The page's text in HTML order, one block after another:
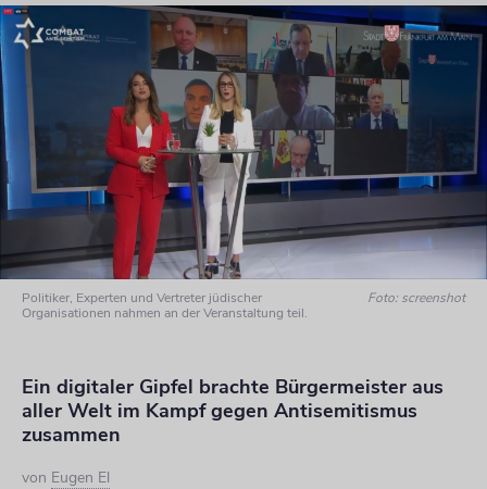
Politiker, Experten und Vertreter jüdischer
Organisationen nahmen an der Veranstaltung teil.
Foto: screenshot
Ein digitaler Gipfel brachte Bürgermeister aus
aller Welt im Kampf gegen Antisemitismus
zusammen
von Eugen El